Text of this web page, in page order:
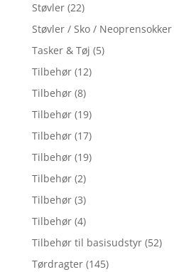
Støvler (22)
Støvler / Sko / Neoprensokker
Tasker & Tøj (5)
Tilbehør (12)
Tilbehør (8)
Tilbehør (19)
Tilbehør (17)
Tilbehør (19)
Tilbehør (2)
Tilbehør (3)
Tilbehør (4)
Tilbehør til basisudstyr (52)
Tørdragter (145)